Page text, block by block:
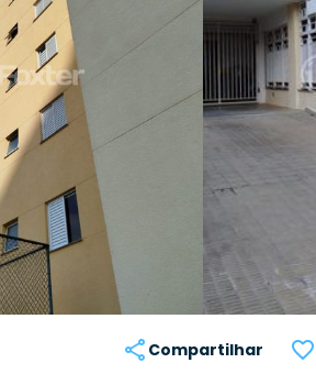
Compartilhar